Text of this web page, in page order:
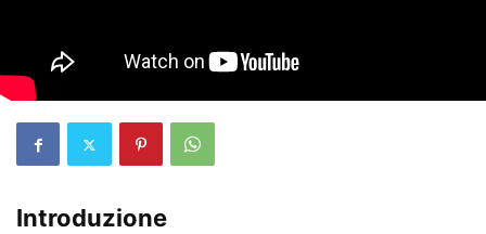
Introduzione